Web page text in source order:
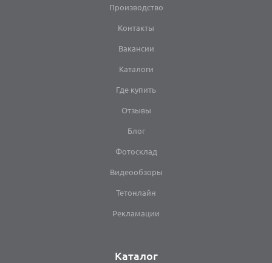
Производство
Контакты
Вакансии
Каталоги
Где купить
Отзывы
Блог
Фотосклад
Видеообзоры
Тетонлайн
Рекламации
Каталог